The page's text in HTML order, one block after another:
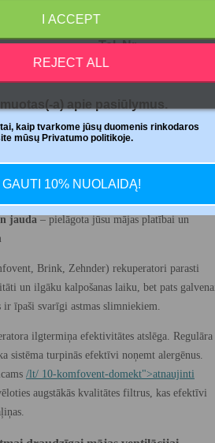
vērts apsvērt:
ISO 16890 standartam.
— plākšņu rekuperatori parasti ir labāk
jo tiem ir mazāks savstarpējas piesārņošanās
rekuperatoriem.
— augstākas klases sistēmas samazinās
iespējas– mitruma, CO2 sensori un
jauda– pielāgota jūsu mājas platībai un
Brink, Zehnder) rekuperatori parasti
un ilgāku kalpošanas laiku, bet pats
īpaši svarīgi astmas slimniekiem.
ilgtermiņa efektivitātes atslēga. Regulāra
sistēma turpinās efektīvi noņemt alergēnus.
/lt/ 10-komfovent-domekt">atnaujinti
augstākās kvalitātes filtrus, kas efektīvi
REJECT ALL
I ACCEPT
a) apie pasiūlymus.
kaip tvarkome jūsų duomenis rinkodaros
mūsų Privatumo politikoje.
GAUTI 10% NUOLAIDĄ!